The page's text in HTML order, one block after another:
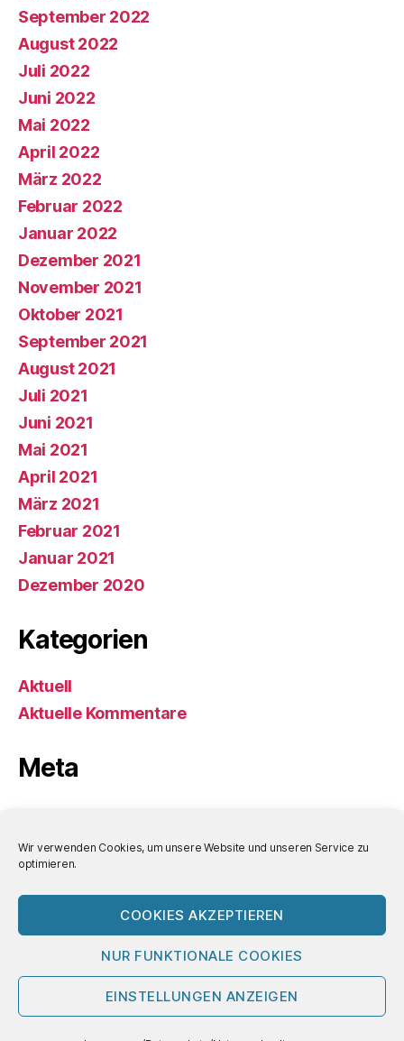
Wir verwenden Cookies, um unsere Website und unseren Service zu
optimieren.
COOKIES AKZEPTIEREN
NUR FUNKTIONALE COOKIES
EINSTELLUNGEN ANZEIGEN
September 2022
August 2022
Juli 2022
Juni 2022
Mai 2022
April 2022
März 2022
Februar 2022
Januar 2022
Dezember 2021
November 2021
Oktober 2021
September 2021
August 2021
Juli 2021
Juni 2021
Mai 2021
April 2021
März 2021
Februar 2021
Januar 2021
Dezember 2020
Kategorien
Aktuell
Aktuelle Kommentare
Meta
Eintrags-Feed
Kommentar-Feed
WordPress.org
© 2026Bornemann-Aktuell
Impressum/Datenschutz/Nutzungsbedin
Nach oben↑